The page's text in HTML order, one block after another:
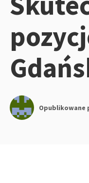
Opublikowane